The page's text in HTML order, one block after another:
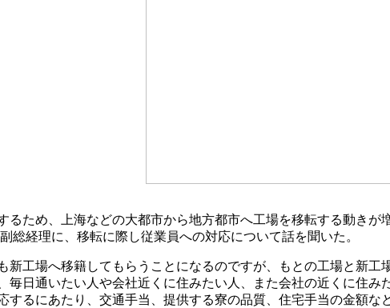
るため、上海などの大都市から地方都市へ工場を移転する動き
総経理に、移転に際し従業員への対応について話を聞いた。
新工場へ移籍してもらうことになるのですが、もとの工場と新
毎日通いたい人や会社近くに住みたい人、また会社の近くに住
するにあたり、交通手当、提供する寮の品質、住宅手当の金額な